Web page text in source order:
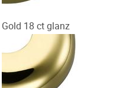
Gold 18 ct glanz